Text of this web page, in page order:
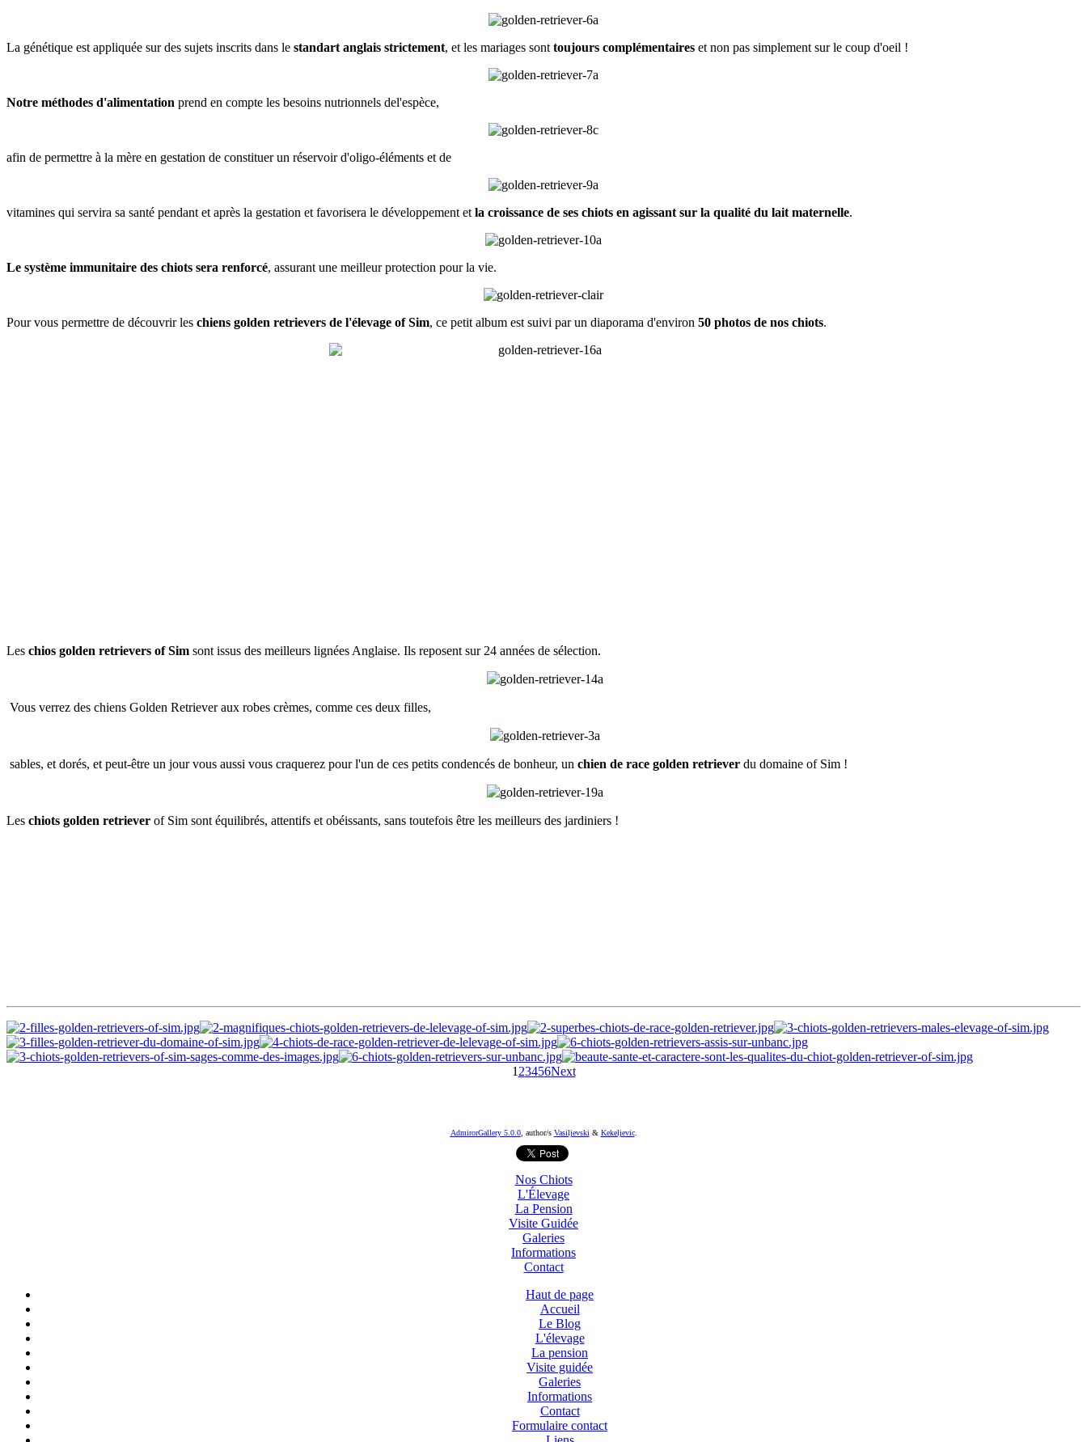
La génétique est appliquée sur des sujets inscrits dans le standart anglais strictement, et les mariages sont toujours complémentaires et non pas simplement sur le coup d'oeil !
Notre méthodes d'alimentation prend en compte les besoins nutrionnels del'espèce,
afin de permettre à la mère en gestation de constituer un réservoir d'oligo-éléments et de
vitamines qui servira sa santé pendant et après la gestation et favorisera le développement et la croissance de ses chiots en agissant sur la qualité du lait maternelle.
Le système immunitaire des chiots sera renforcé, assurant une meilleur protection pour la vie.
Pour vous permettre de découvrir les chiens golden retrievers de l'élevage of Sim, ce petit album est suivi par un diaporama d'environ 50 photos de nos chiots.
Les chios golden retrievers of Sim sont issus des meilleurs lignées Anglaise. Ils reposent sur 24 années de sélection.
Vous verrez des chiens Golden Retriever aux robes crèmes, comme ces deux filles,
sables, et dorés, et peut-être un jour vous aussi vous craquerez pour l'un de ces petits condencés de bonheur, un chien de race golden retriever du domaine of Sim !
Les chiots golden retriever of Sim sont équilibrés, attentifs et obéissants, sans toutefois être les meilleurs des jardiniers !
1 23456Next
AdmirorGallery 5.0.0, author/s Vasiljevski & Kekeljevic.
Nos Chiots
L'Élevage
La Pension
Visite Guidée
Galeries
Informations
Contact
Haut de page
Accueil
Le Blog
L'élevage
La pension
Visite guidée
Galeries
Informations
Contact
Formulaire contact